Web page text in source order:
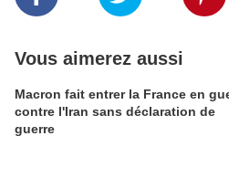
Vous aimerez aussi
Macron fait entrer la France en
contre l'Iran sans déclaration de
guerre